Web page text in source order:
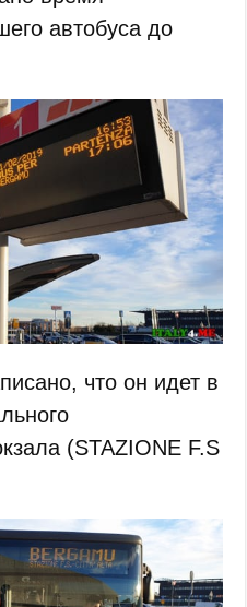
автобуса до
что он идет в
(STAZIONE F.S